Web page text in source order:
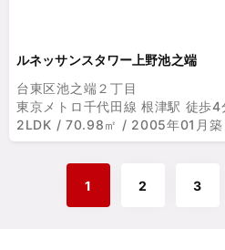
ルネッサンスタワー上野池之端
台東区池之端２丁目
東京メトロ千代田線 根津駅 徒歩4
2LDK / 70.98㎡ / 2005年01月
1 2 3